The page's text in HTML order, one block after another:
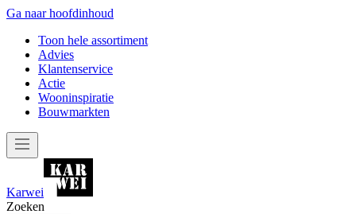
Ga naar hoofdinhoud
Toon hele assortiment
Advies
Klantenservice
Actie
Wooninspiratie
Bouwmarkten
Karwei
Zoeken